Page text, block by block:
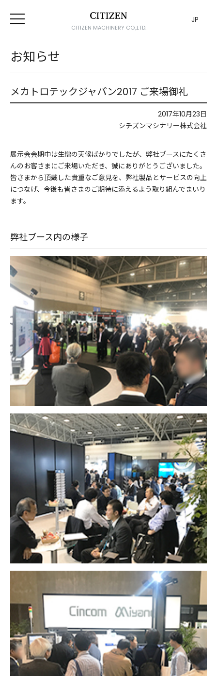
CITIZEN MACHINERY CO.,LTD.
JP
お知らせ
メカトロテックジャパン2017 ご来場御礼
2017年10月23日
シチズンマシナリー株式会社
展示会会期中は生憎の天候ばかりでしたが、弊社ブースにたくさ
んのお客さまにご来場いただき、誠にありがとうございました。
皆さまから頂戴した貴重なご意見を、弊社製品とサービスの向上
につなげ、今後も皆さまのご期待に添えるよう取り組んでまいり
ます。
弊社ブース内の様子